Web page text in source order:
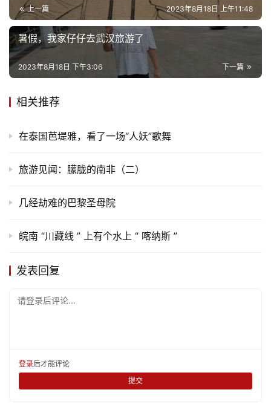
生
活
情
旅
儿
娱
题
更
登录 注册
上一篇 2023年8月18日 上午11:48
暑假，我家仔仔去武汉旅游了
下一篇
2023年8月18日 下午3:06
相关推荐
在泰国芭堤雅，看了一场“人妖”歌舞
旅游见闻：朦胧的南非（二）
几经劫难的巴黎圣母院
皖南 “川藏线 ” 上有个水上 “ 喀纳斯 ”
发表回复
请登录后评论...
登录后才能评论
提交